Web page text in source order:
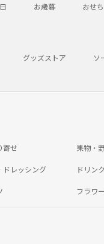
お歳暮 おせち
グッズストア ソ
寄せ 果物・
ドレッシング ドリンク
フラワ